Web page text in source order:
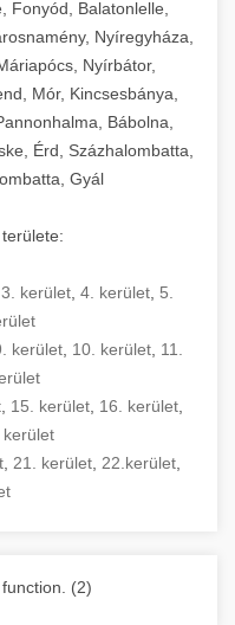
katalógusa -
az összes
széles
rendszerek
figyelő
A rozsdamentes
hozzáférhető
a hosszú
üzemeltetést.
kínálata -
tisztítóberendezések
karbantarthatók,
biztonsági
modellek
és állványos
és a
függvényében.
védőburkolatok
választéka -
és aprítógépek
amely szükséges
működő
felszereléséhez
Az alapvető
sütők,
a speciális
aprítók,
egy helyen
segítenek a
a
a telepítés és az
Hosszú távú
műszaki
nyugalmát és
komplett
Fonyód, Balatonlelle,
Nyíregyháza,
Nyírbátor,
Mór, Kincsesbánya,
Bábolna,
Érd, Százhalombatta,
Gyál
3. kerület 4. kerület 5.
kerület, 10. kerület, 11.
15. kerület 16. kerület
kerület
21. kerület 22.kerület
(2)